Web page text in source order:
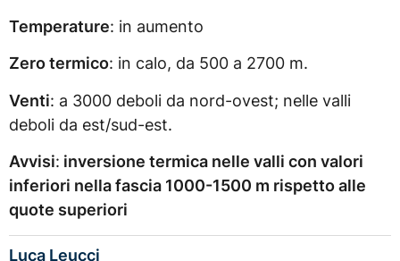
Temperature: in aumento
Zero termico: in calo, da 500 a 2700 m.
Venti: a 3000 deboli da nord-ovest; nelle valli
deboli da est/sud-est.
Avvisi: inversione termica nelle valli con valori
inferiori nella fascia 1000-1500 m rispetto alle
quote superiori
Luca Leucci